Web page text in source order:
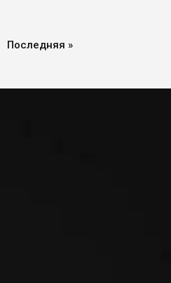
Последняя
Последняя »